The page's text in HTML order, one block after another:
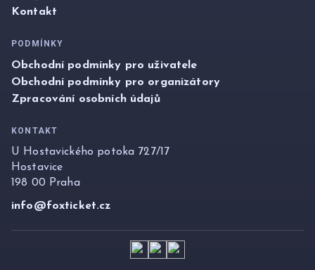
Kontakt
PODMÍNKY
Obchodní podmínky pro uživatele
Obchodní podmínky pro organizátory
Zpracování osobních údajů
KONTAKT
U Hostavického potoka 727/17
Hostavice
198 00 Praha
info@foxticket.cz